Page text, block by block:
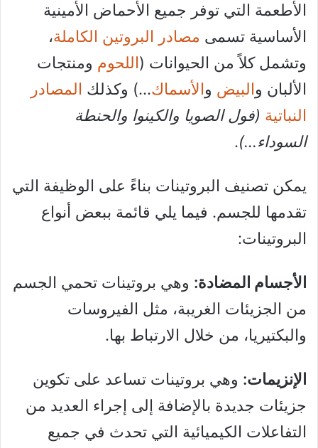
الأطعمة التي توفر جميع الأحماض الأمينية
الأساسية تسمى مصادر البروتين الكاملة،
وتشمل كلاً من الحيوانات (اللحوم ومنتجات
الألبان والبيض والأسماك…) وكذلك المصادر
النباتية (فول الصويا والكينوا والحنطة
السوداء…).
يمكن تصنيف البروتينات بناءً على الوظيفة التي
تقدمها للجسم. فيما يلي قائمة ببعض أنواع
البروتينات:
الأجسام المضادة: وهي بروتينات تحمي الجسم
من الجزيئات الغريبة، مثل الفيروسات
والبكتيريا، من خلال الارتباط بها.
الإنزيمات: وهي بروتينات تساعد على تكوين
جزيئات جديدة بالإضافة إلى إجراء العديد من
التفاعلات الكيميائية التي تحدث في جميع